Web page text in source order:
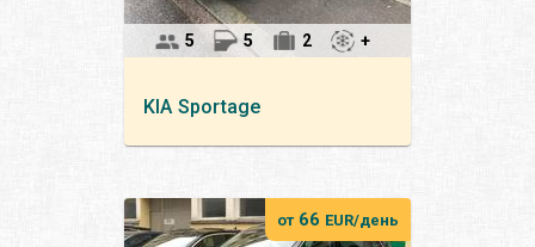
KIA Sportage
5 5 2 +
от 66 EUR/день